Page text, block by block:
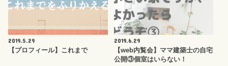
2019.5.29
【プロフィール】これまで
2019.6.29
【web内覧会】ママ建築士の自宅
公開③個室はいらない！